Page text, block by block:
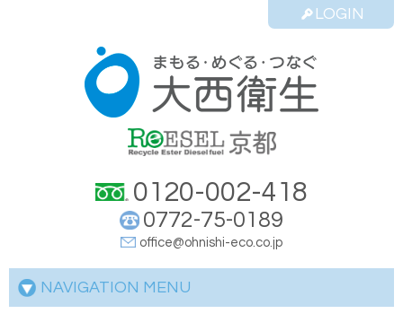
LOGIN
0120-002-418
0772-75-0189
office@ohnishi-eco.co.jp
NAVIGATION MENU